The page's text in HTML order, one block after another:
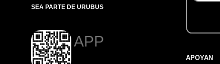
SEA PARTE DE URUBUS
APP
APOYAN